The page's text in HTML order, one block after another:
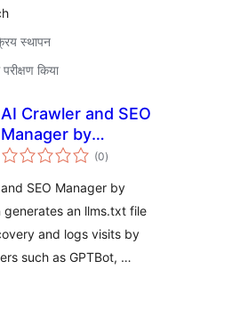
स्थापन
किया
AI Crawler and SEO
Manager by
akbansa
(0कुल
दर)
SEO Manager by
an llms.txt file
and logs visits by
such as GPTBot, …